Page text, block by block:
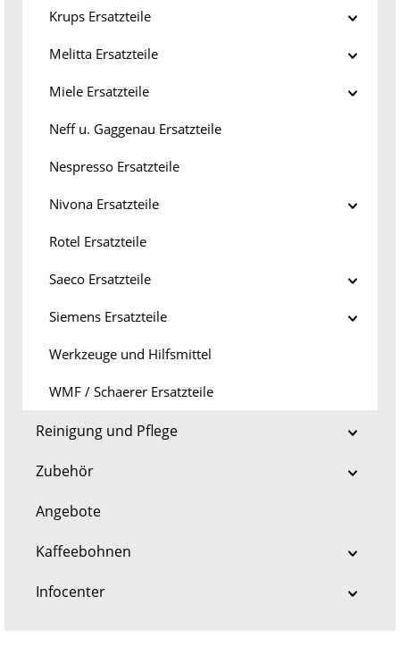
Krups Ersatzteile
Melitta Ersatzteile
Miele Ersatzteile
Neff u. Gaggenau Ersatzteile
Nespresso Ersatzteile
Nivona Ersatzteile
Rotel Ersatzteile
Saeco Ersatzteile
Siemens Ersatzteile
Werkzeuge und Hilfsmittel
WMF / Schaerer Ersatzteile
Reinigung und Pflege
Zubehör
Angebote
Kaffeebohnen
Infocenter